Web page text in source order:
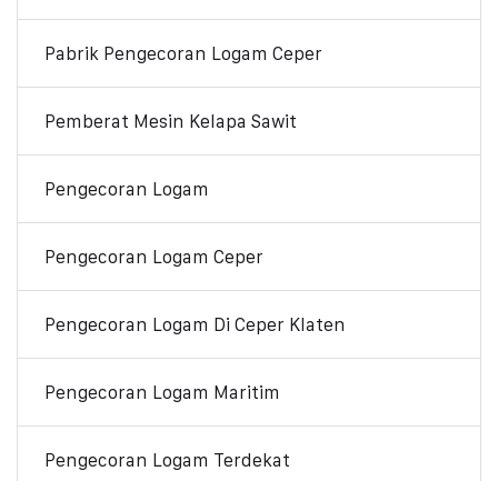
Pabrik Pengecoran Logam Ceper
Pemberat Mesin Kelapa Sawit
Pengecoran Logam
Pengecoran Logam Ceper
Pengecoran Logam Di Ceper Klaten
Pengecoran Logam Maritim
Pengecoran Logam Terdekat